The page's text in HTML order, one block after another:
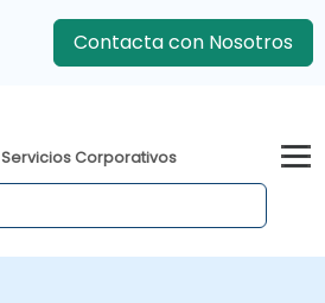
Contacta con Nosotros
Servicios Corporativos